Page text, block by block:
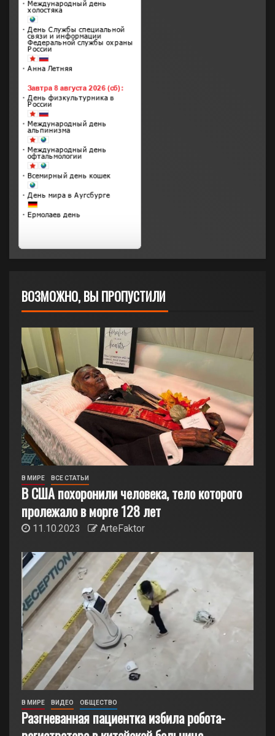
ВОЗМОЖНО, ВЫ ПРОПУСТИЛИ
В МИРЕ ВСЕ СТАТЬИ
В США похоронили человека, тело которого
пролежало в морге 128 лет
11.10.2023 ArteFaktor
В МИРЕ ВИДЕО ОБЩЕСТВО
Разгневанная пациентка избила робота-